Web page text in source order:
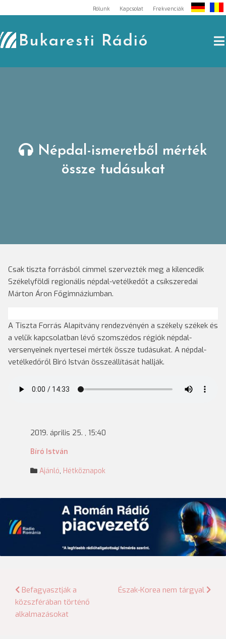
to
content
Rólunk Kapcsolat Frekvenciák
Bukaresti Rádió
Népdal-ismeretből mérték
össze tudásukat
Csak tiszta forrásból címmel szervezték meg a kilencedik
Székelyföldi regionális népdal-vetélkedőt a csíkszeredai
Márton Áron Főgimnáziumban.
A Tiszta Forrás Alapítvány rendezvényén a székely székek és
a velük kapcsolatban lévő szomszédos régiók népdal-
versenyeinek nyertesei mérték össze tudásukat. A népdal-
vetélkedőről Biró István összeállítását hallják.
2019. április 25. , 15:40
Bíró István
Ajánló, Hétköznapok
Bejegyzés
navigáció
Befagyasztják a
közszférában történő
alkalmazásokat
Észak-Korea nem tárgyal